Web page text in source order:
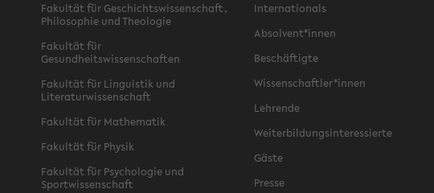
Fakultät für Geschichtswissenschaft,
Philosophie und Theologie
Fakultät für
Gesundheitswissenschaften
Fakultät für Linguistik und
Literaturwissenschaft
Fakultät für Mathematik
Fakultät für Physik
Fakultät für Psychologie und
Sportwissenschaft
Internationals
Absolvent*innen
Beschäftigte
Wissenschaftler*innen
Lehrende
Weiterbildungsinteressierte
Gäste
Presse